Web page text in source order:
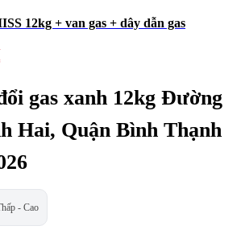
12kg + van gas + dây dẫn gas
gas xanh 12kg Đường
Hai, Quận Bình Thạnh
- Cao